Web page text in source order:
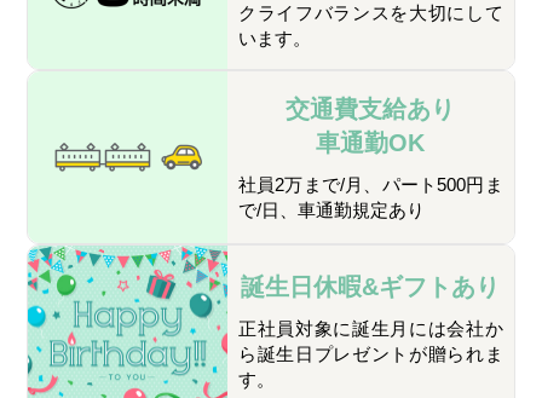
クライフバランスを大切にして
います。
交通費支給あり
車通勤OK
社員2万まで/月、パート500円ま
で/日、車通勤規定あり
誕生日休暇&ギフトあり
正社員対象に誕生月には会社か
ら誕生日プレゼントが贈られま
す。